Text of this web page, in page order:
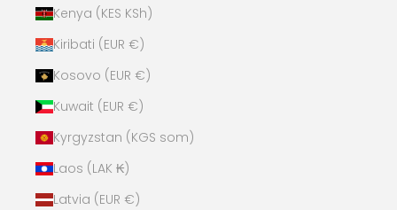
Kenya (KES KSh)
Kiribati (EUR €)
Kosovo (EUR €)
Kuwait (EUR €)
Kyrgyzstan (KGS som)
Laos (LAK ₭)
Latvia (EUR €)